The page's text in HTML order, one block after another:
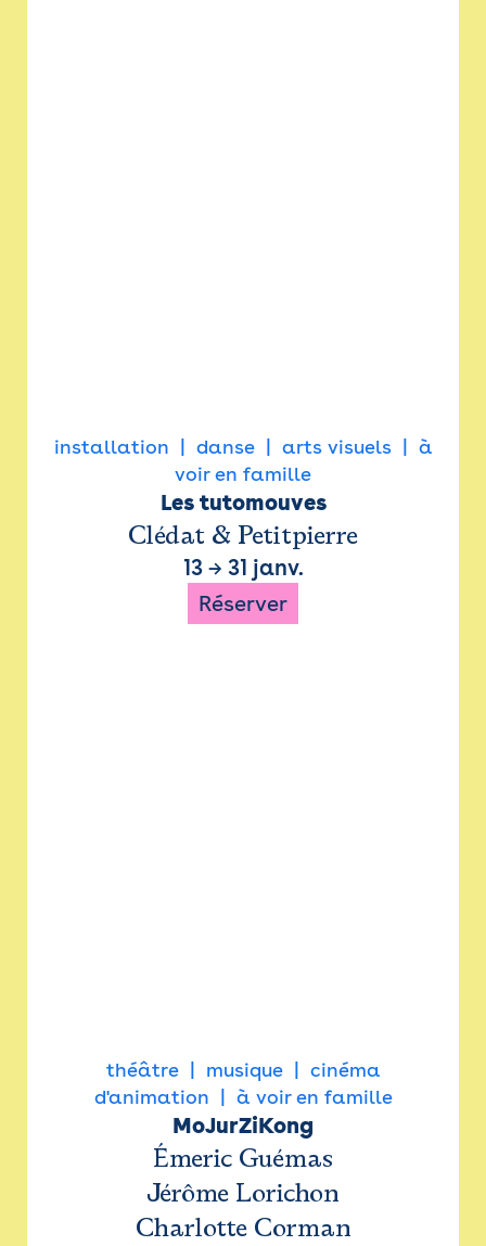
installation danse arts visuels
à
voir en famille
Les tutomouves
Clédat & Petitpierre
13→ 31 janv.
Réserver
théâtre musique
cinéma
d'animation
à voir en famille
MoJurZiKong
Émeric Guémas
Jérôme Lorichon
Charlotte Corman